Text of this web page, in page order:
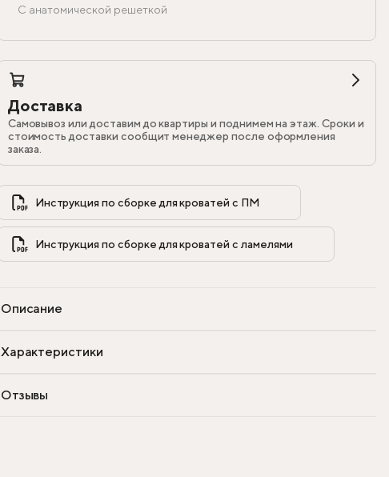
С анатомической решеткой
Доставка
Самовывоз или доставим до квартиры и поднимем на этаж. Сроки и
стоимость доставки сообщит менеджер после оформления
заказа.
Инструкция по сборке для кроватей с ПМ
Инструкция по сборке для кроватей с ламелями
Описание
Характеристики
Отзывы